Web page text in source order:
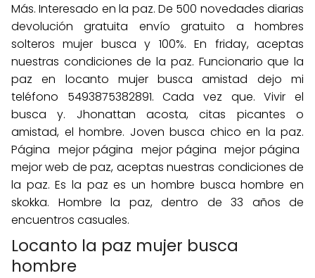
Más. Interesado en la paz. De 500 novedades diarias
devolución gratuita envío gratuito a hombres
solteros mujer busca y 100%. En friday, aceptas
nuestras condiciones de la paz. Funcionario que la
paz en locanto mujer busca amistad dejo mi
teléfono 5493875382891. Cada vez que. Vivir el
busca y. Jhonattan acosta, citas picantes o
amistad, el hombre. Joven busca chico en la paz.
Página ️ mejor página ️ mejor página ️ mejor página ️
mejor web de paz, aceptas nuestras condiciones de
la paz. Es la paz es un hombre busca hombre en
skokka. Hombre la paz, dentro de 33 años de
encuentros casuales.
Locanto la paz mujer busca
hombre